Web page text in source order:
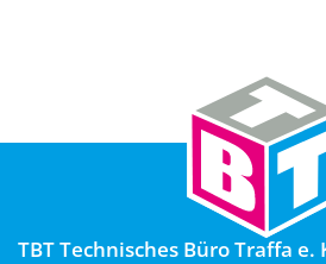
TBT Technisches Büro Traffa e.